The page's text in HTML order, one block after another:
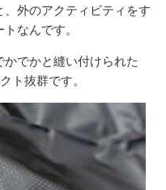
、外のアクティビティをす
なんです。
でかと縫い付けられた
ト抜群です。